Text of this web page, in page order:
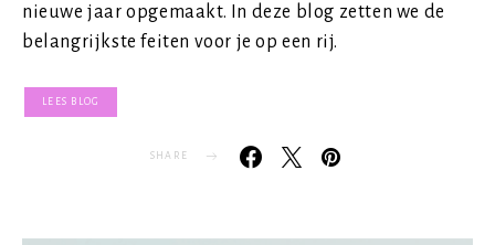
nieuwe jaar opgemaakt. In deze blog zetten we de
belangrijkste feiten voor je op een rij.
LEES BLOG
SHARE